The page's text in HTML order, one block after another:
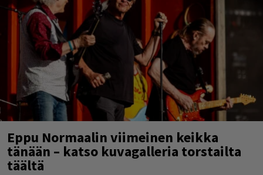
Eppu Normaalin viimeinen keikka
tänään – katso kuvagalleria torstailta
täältä